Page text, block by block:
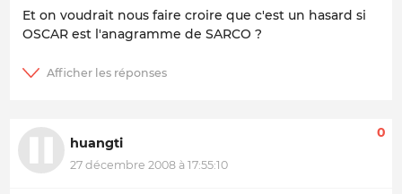
Et on voudrait nous faire croire que c'est un hasard si
OSCAR est l'anagramme de SARCO ?
huangti
27 décembre 2008 à 17:55:10
0